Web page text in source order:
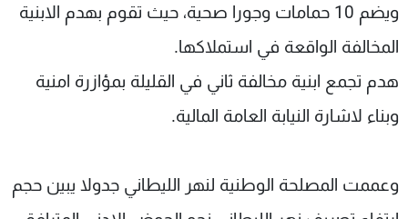
ويضم 10 حمامات وجورا صحية، حيث تقوم بهدم الابنية
المخالفة الواقعة في استملاكها.
هدم تجمع ابنية مخالفة ثاني في القليلة بمؤازرة امنية
وبناء لاشارة النيابة العامة المالية.
وعممت المصلحة الوطنية لنهر الليطاني جدولا يبين حجم